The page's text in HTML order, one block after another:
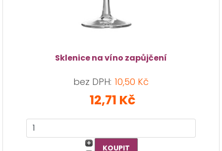
Sklenice na víno zapůjčení
bez DPH: 10,50 Kč
12,71 Kč